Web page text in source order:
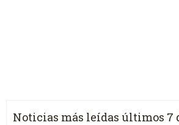
Noticias más leídas últimos 7